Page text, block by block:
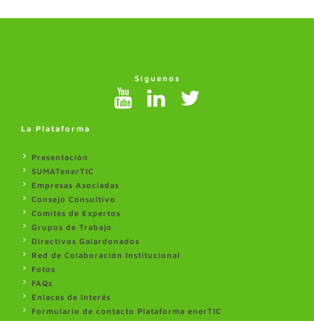
Síguenos
La Plataforma
Presentación
SUMATenerTIC
Empresas Asociadas
Consejo Consultivo
Comités de Expertos
Grupos de Trabajo
Directivos Galardonados
Red de Colaboración Institucional
Fotos
FAQs
Enlaces de Interés
Formulario de contacto Plataforma enerTIC